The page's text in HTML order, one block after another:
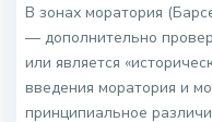
В зонах моратория
— дополнительно
или является
введения моратория и
принципиальное